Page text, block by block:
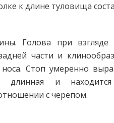
к длине туловища
Голова при взгляде
части и
Стоп умеренно
и
с черепом.